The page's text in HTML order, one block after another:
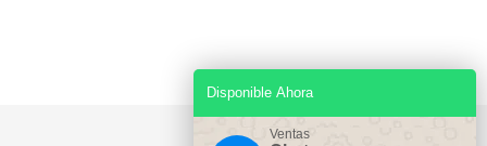
Disponible Ahora
Ventas